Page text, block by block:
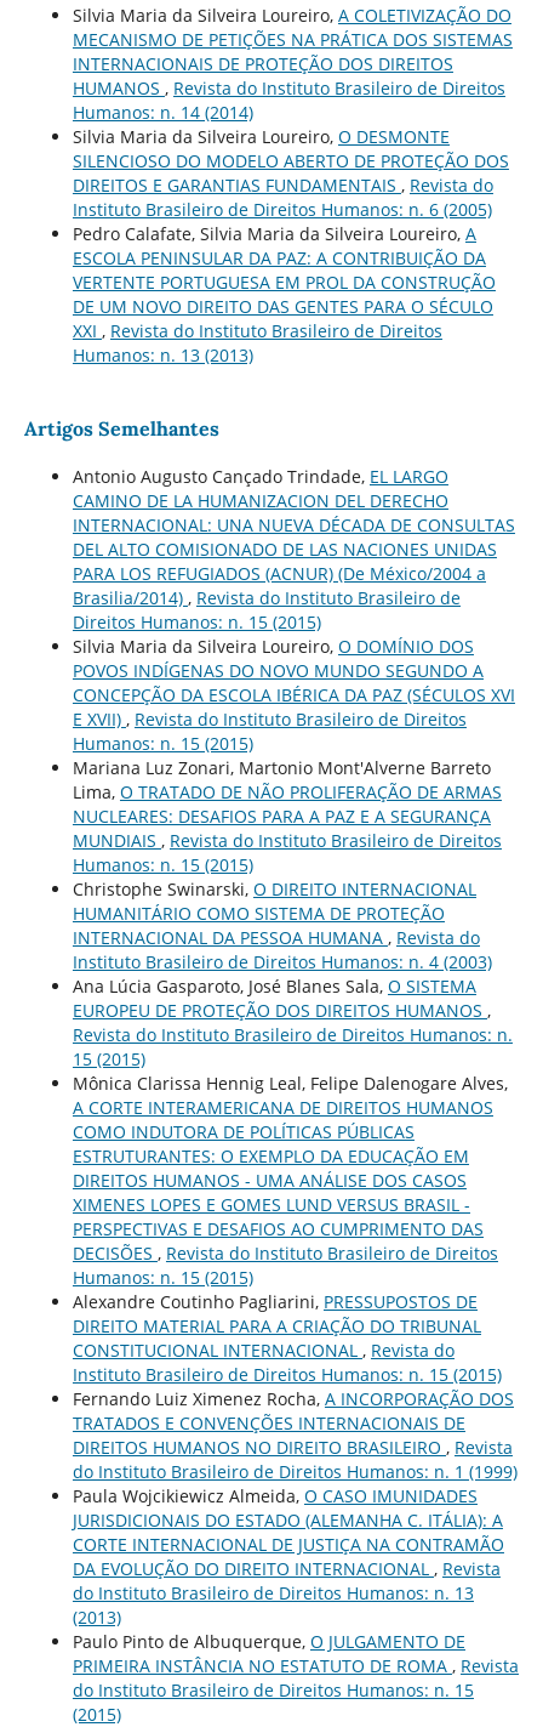
Silvia Maria da Silveira Loureiro, A COLETIVIZAÇÃO DO
MECANISMO DE PETIÇÕES NA PRÁTICA DOS SISTEMAS
INTERNACIONAIS DE PROTEÇÃO DOS DIREITOS
HUMANOS , Revista do Instituto Brasileiro de Direitos
Humanos: n. 14 (2014)
Silvia Maria da Silveira Loureiro, O DESMONTE
SILENCIOSO DO MODELO ABERTO DE PROTEÇÃO DOS
DIREITOS E GARANTIAS FUNDAMENTAIS , Revista do
Instituto Brasileiro de Direitos Humanos: n. 6 (2005)
Pedro Calafate, Silvia Maria da Silveira Loureiro, A
ESCOLA PENINSULAR DA PAZ: A CONTRIBUIÇÃO DA
VERTENTE PORTUGUESA EM PROL DA CONSTRUÇÃO
DE UM NOVO DIREITO DAS GENTES PARA O SÉCULO
XXI , Revista do Instituto Brasileiro de Direitos
Humanos: n. 13 (2013)
Artigos Semelhantes
Antonio Augusto Cançado Trindade, EL LARGO
CAMINO DE LA HUMANIZACION DEL DERECHO
INTERNACIONAL: UNA NUEVA DÉCADA DE CONSULTAS
DEL ALTO COMISIONADO DE LAS NACIONES UNIDAS
PARA LOS REFUGIADOS (ACNUR) (De México/2004 a
Brasilia/2014) , Revista do Instituto Brasileiro de
Direitos Humanos: n. 15 (2015)
Silvia Maria da Silveira Loureiro, O DOMÍNIO DOS
POVOS INDÍGENAS DO NOVO MUNDO SEGUNDO A
CONCEPÇÃO DA ESCOLA IBÉRICA DA PAZ (SÉCULOS XVI
E XVII) , Revista do Instituto Brasileiro de Direitos
Humanos: n. 15 (2015)
Mariana Luz Zonari, Martonio Mont'Alverne Barreto
Lima, O TRATADO DE NÃO PROLIFERAÇÃO DE ARMAS
NUCLEARES: DESAFIOS PARA A PAZ E A SEGURANÇA
MUNDIAIS , Revista do Instituto Brasileiro de Direitos
Humanos: n. 15 (2015)
Christophe Swinarski, O DIREITO INTERNACIONAL
HUMANITÁRIO COMO SISTEMA DE PROTEÇÃO
INTERNACIONAL DA PESSOA HUMANA , Revista do
Instituto Brasileiro de Direitos Humanos: n. 4 (2003)
Ana Lúcia Gasparoto, José Blanes Sala, O SISTEMA
EUROPEU DE PROTEÇÃO DOS DIREITOS HUMANOS ,
Revista do Instituto Brasileiro de Direitos Humanos: n.
15 (2015)
Mônica Clarissa Hennig Leal, Felipe Dalenogare Alves,
A CORTE INTERAMERICANA DE DIREITOS HUMANOS
COMO INDUTORA DE POLÍTICAS PÚBLICAS
ESTRUTURANTES: O EXEMPLO DA EDUCAÇÃO EM
DIREITOS HUMANOS - UMA ANÁLISE DOS CASOS
XIMENES LOPES E GOMES LUND VERSUS BRASIL -
PERSPECTIVAS E DESAFIOS AO CUMPRIMENTO DAS
DECISÕES , Revista do Instituto Brasileiro de Direitos
Humanos: n. 15 (2015)
Alexandre Coutinho Pagliarini, PRESSUPOSTOS DE
DIREITO MATERIAL PARA A CRIAÇÃO DO TRIBUNAL
CONSTITUCIONAL INTERNACIONAL , Revista do
Instituto Brasileiro de Direitos Humanos: n. 15 (2015)
Fernando Luiz Ximenez Rocha, A INCORPORAÇÃO DOS
TRATADOS E CONVENÇÕES INTERNACIONAIS DE
DIREITOS HUMANOS NO DIREITO BRASILEIRO , Revista
do Instituto Brasileiro de Direitos Humanos: n. 1 (1999)
Paula Wojcikiewicz Almeida, O CASO IMUNIDADES
JURISDICIONAIS DO ESTADO (ALEMANHA C. ITÁLIA): A
CORTE INTERNACIONAL DE JUSTIÇA NA CONTRAMÃO
DA EVOLUÇÃO DO DIREITO INTERNACIONAL , Revista
do Instituto Brasileiro de Direitos Humanos: n. 13
(2013)
Paulo Pinto de Albuquerque, O JULGAMENTO DE
PRIMEIRA INSTÂNCIA NO ESTATUTO DE ROMA , Revista
do Instituto Brasileiro de Direitos Humanos: n. 15
(2015)